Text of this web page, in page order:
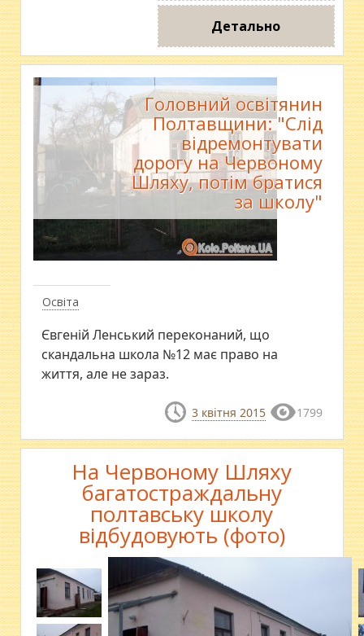
Детально
Освіта
Головний освітянин
Полтавщини: "Слід
відремонтувати
дорогу на Червоному
Шляху, потім братися
за школу"
Євгеній Ленський переконаний, що
скандальна школа №12 має право на
життя, але не зараз.
3 квітня 2015 1799
На Червоному Шляху
багатостраждальну
полтавську школу
відбудовують (фото)